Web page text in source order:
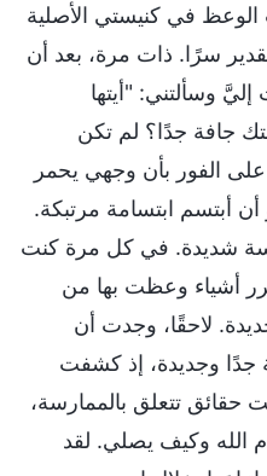
في كنيستي الأصلية
سرًا. ذات مرة، بعد أن
وسألتني: "أيتها
جافة جدًا؟ لم تكن
الفور بأن وجهي يحمر
أبتسم ابتسامة مرتبكة.
شديدة. في كل مرة كنت
أشياء وعظت بها من
لاحقًا، وجدت أن
جدًا وجديدة، إذ كشفت
حقائق تتعلق بالممارسة،
الله وكيف يصلي. لقد